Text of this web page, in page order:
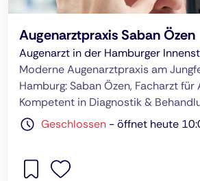
Augenarztpraxis Saban Özen
Augenarzt in der Hamburger
Moderne Augenarztpraxis am
Hamburg: Saban Özen, Facharzt für
Kompetent in Diagnostik &
Geschlossen -öffnet heute